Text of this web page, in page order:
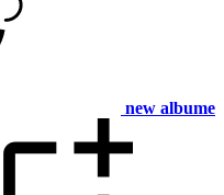
new albume